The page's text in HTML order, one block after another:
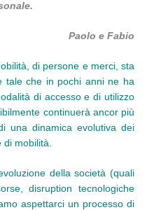
Paolo e Fabio
di persone e merci, sta
tale che in pochi anni ne ha
di accesso e di utilizzo
continuerà ancor più
una dinamica evolutiva dei
mobilità.
della società (quali
disruption tecnologiche
aspettarci un processo di